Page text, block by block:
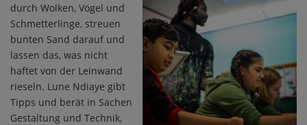
durch Wolken, Vögel und
Schmetterlinge, streuen
bunten Sand darauf und
lassen das, was nicht
haftet von der Leinwand
rieseln. Lune Ndiaye gibt
Tipps und berät in Sachen
Gestaltung und Technik,